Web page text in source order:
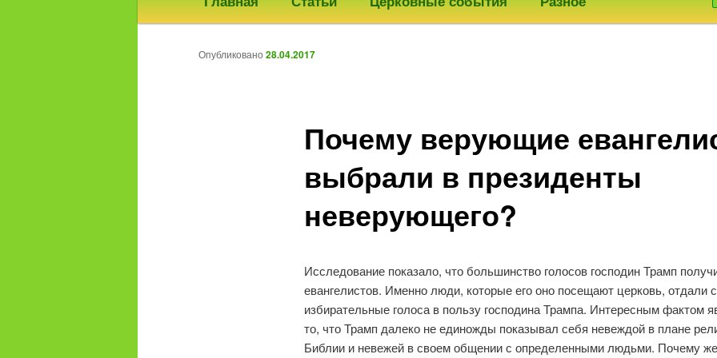
меню
Почему верующие
выбрали в президенты
неверующего?
Опубликовано 28.04.2017
Исследование показало, что большинство голосов господин Трамп
евангелистов. Именно люди, которые его оно посещают церковь, отдали
избирательные голоса в пользу господина Трампа. Интересным фактом
то, что Трамп далеко не единожды показывал себя невеждой в плане
Библии и невежей в своем общении с определенными людьми. Почему же